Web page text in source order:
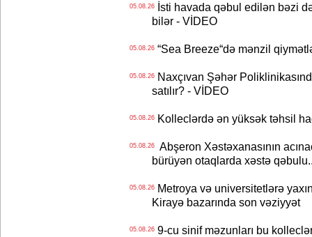
05.08.26İsti havada qəbul edilən bəzi
bilər - VİDEO
05.08.26“Sea Breeze“də mənzil
05.08.26Naxçıvan Şəhər
satılır? - VİDEO
05.08.26Kolleclərdə ən yüksək təhsil
05.08.26Abşeron Xəstəxanasının
bürüyən otaqlarda xəstə
05.08.26Metroya və universitetlərə
Kirayə bazarında son vəziyyət
05.08.269-cu sinif məzunları bu